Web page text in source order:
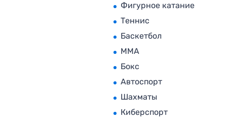
Фигурное катание
Теннис
Баскетбол
MMA
Бокс
Автоспорт
Шахматы
Киберспорт